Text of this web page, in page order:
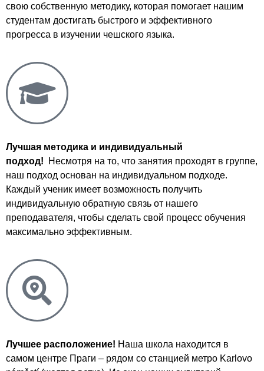
свою собственную методику, которая помогает нашим
студентам достигать быстрого и эффективного
прогресса в изучении чешского языка.
Лучшая методика и индивидуальный
подход! Несмотря на то, что занятия проходят в группе,
наш подход основан на индивидуальном подходе.
Каждый ученик имеет возможность получить
индивидуальную обратную связь от нашего
преподавателя, чтобы сделать свой процесс обучения
максимально эффективным.
Лучшее расположение! Наша школа находится в
самом центре Праги – рядом со станцией метро Karlovo